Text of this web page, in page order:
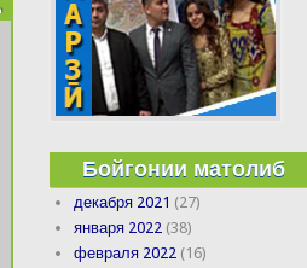
Бойгонии матолиб
декабря 2021 (27)
января 2022 (38)
февраля 2022 (16)